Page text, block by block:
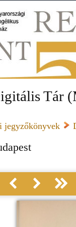
Tár
jegyzőkönyvek